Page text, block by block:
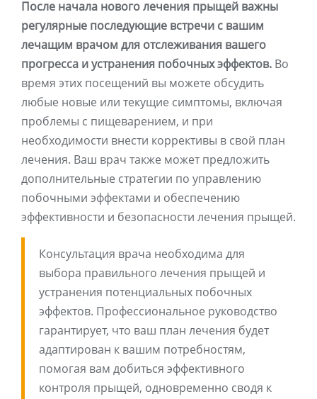
После начала нового лечения прыщей важны
регулярные последующие встречи с вашим
лечащим врачом для отслеживания вашего
прогресса и устранения побочных эффектов. Во
время этих посещений вы можете обсудить
любые новые или текущие симптомы, включая
проблемы с пищеварением, и при
необходимости внести коррективы в свой план
лечения. Ваш врач также может предложить
дополнительные стратегии по управлению
побочными эффектами и обеспечению
эффективности и безопасности лечения прыщей.
Консультация врача необходима для
выбора правильного лечения прыщей и
устранения потенциальных побочных
эффектов. Профессиональное руководство
гарантирует, что ваш план лечения будет
адаптирован к вашим потребностям,
помогая вам добиться эффективного
контроля прыщей, одновременно сводя к